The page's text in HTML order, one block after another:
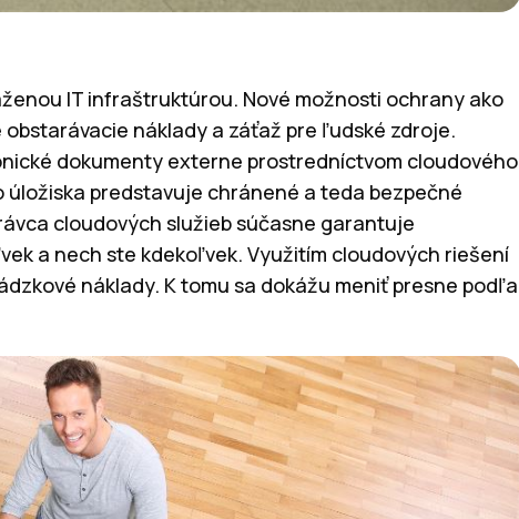
IT infraštruktúrou. Nové možnosti ochrany ako
náklady a záťaž pre ľudské zdroje.
dokumenty externe prostredníctvom cloudového
predstavuje chránené a teda bezpečné
cloudových služieb súčasne garantuje
a nech ste kdekoľvek. Využitím cloudových riešení
náklady. K tomu sa dokážu meniť presne podľa